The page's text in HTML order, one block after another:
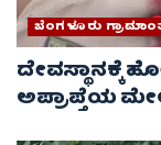
ಬೆಂಗಳೂರು
ದೇವಸ್ಥಾನಕ್ಕೆ
ಅಪ್ರಾಪ್ತೆಯ